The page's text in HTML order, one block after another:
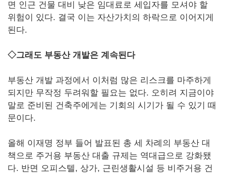
면 인근 건물 대비 낮은 임대료로 세입자를 모셔야 할
위험이 있다. 결국 이는 자산가치의 하락으로 이어지게
된다.
◇그래도 부동산 개발은 계속된다
부동산 개발 과정에서 이처럼 많은 리스크를 마주하게
되지만 무작정 두려워할 필요는 없다. 오히려 지금이야
말로 준비된 건축주에게는 기회의 시기가 될 수 있기 때
문이다.
올해 이재명 정부 들어 발표된 총 세 차례의 부동산 대
책으로 주거용 부동산 대출 규제는 역대급으로 강화됐
다. 반면 오피스텔, 상가, 근린생활시설 등 비주거용 건